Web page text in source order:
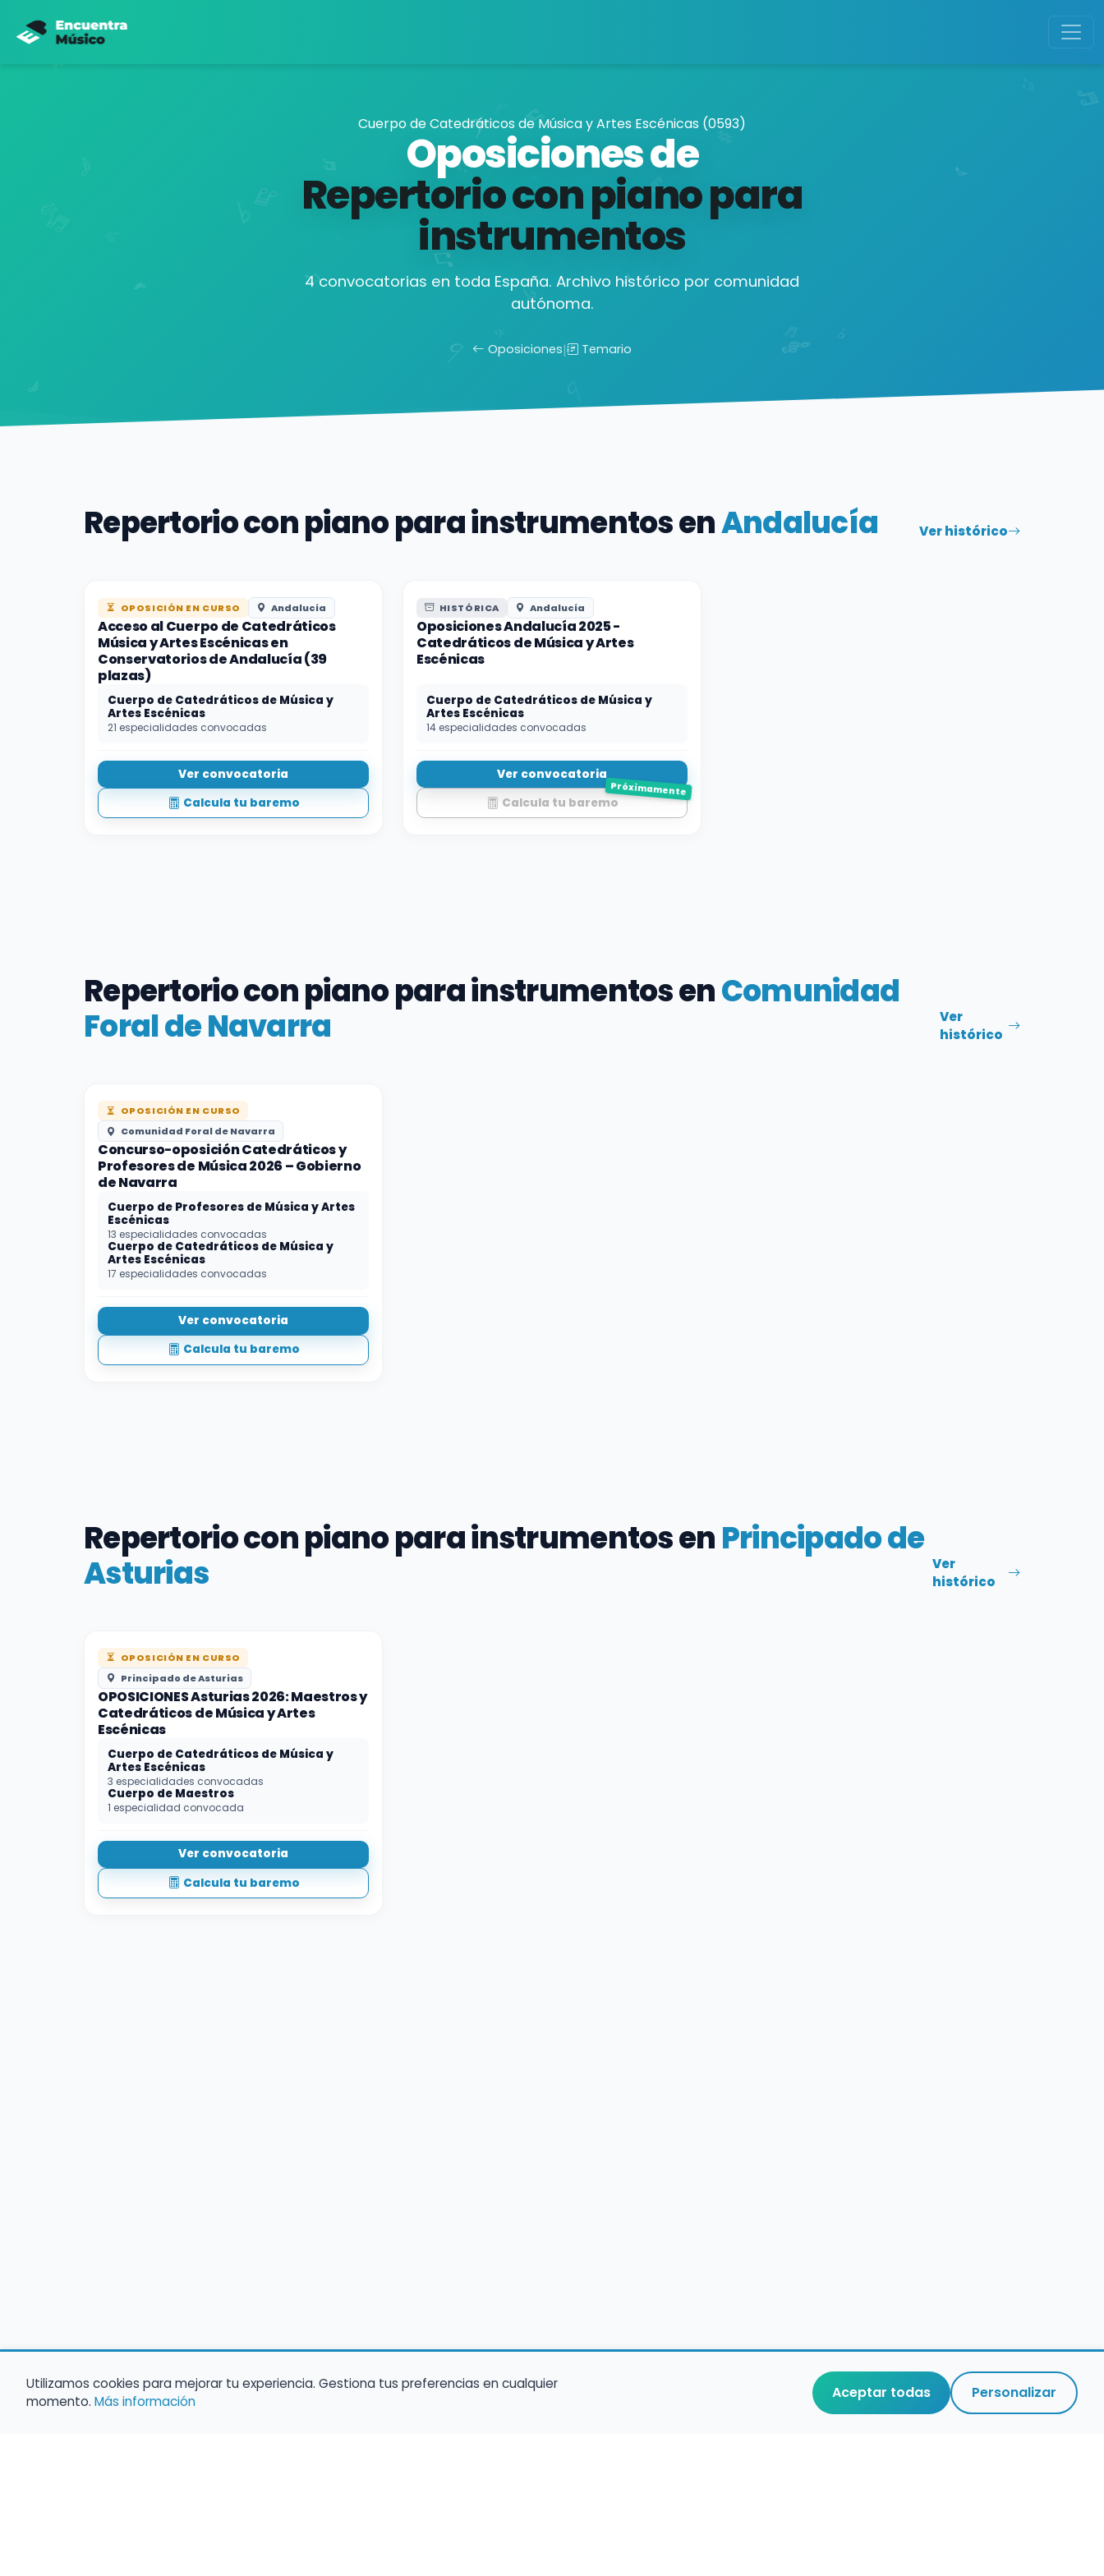
Cuerpo de Catedráticos de Música y Artes Escénicas (0593)
Oposiciones de
Repertorio con piano para
instrumentos
4 convocatorias en toda España. Archivo histórico por comunidad
autónoma.
Oposiciones| Temario
Repertorio con piano para instrumentos enAndalucía Ver histórico
OPOSICIÓN EN CURSO Andalucía
Acceso al Cuerpo de Catedráticos
Música y Artes Escénicas en
Conservatorios de Andalucía (39
plazas)
Cuerpo de Catedráticos de Música y
Artes Escénicas
21 especialidades convocadas
Ver convocatoria
Calcula tu baremo
HISTÓRICA Andalucía
Oposiciones Andalucía 2025 -
Catedráticos de Música y Artes
Escénicas
Cuerpo de Catedráticos de Música y
Artes Escénicas
14 especialidades convocadas
Ver convocatoria
Calcula tu baremo
Próximamente
Repertorio con piano para instrumentos enComunidad
Foral de Navarra
Ver
histórico
OPOSICIÓN EN CURSO
Comunidad Foral de Navarra
Concurso-oposición Catedráticos y
Profesores de Música 2026 – Gobierno
de Navarra
Cuerpo de Profesores de Música y Artes
Escénicas
13 especialidades convocadas
Cuerpo de Catedráticos de Música y
Artes Escénicas
17 especialidades convocadas
Ver convocatoria
Calcula tu baremo
Repertorio con piano para instrumentos enPrincipado de
Asturias
Ver
histórico
OPOSICIÓN EN CURSO
Principado de Asturias
OPOSICIONES Asturias 2026: Maestros y
Catedráticos de Música y Artes
Escénicas
Cuerpo de Catedráticos de Música y
Artes Escénicas
3 especialidades convocadas
Cuerpo de Maestros
1 especialidad convocada
Ver convocatoria
Calcula tu baremo
Utilizamos cookies para mejorar tu experiencia. Gestiona tus preferencias en cualquier
momento. Más información Aceptar todas Personalizar